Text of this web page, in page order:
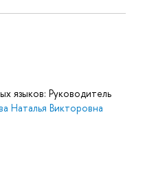
языков: Руководитель
Наталья Викторовна